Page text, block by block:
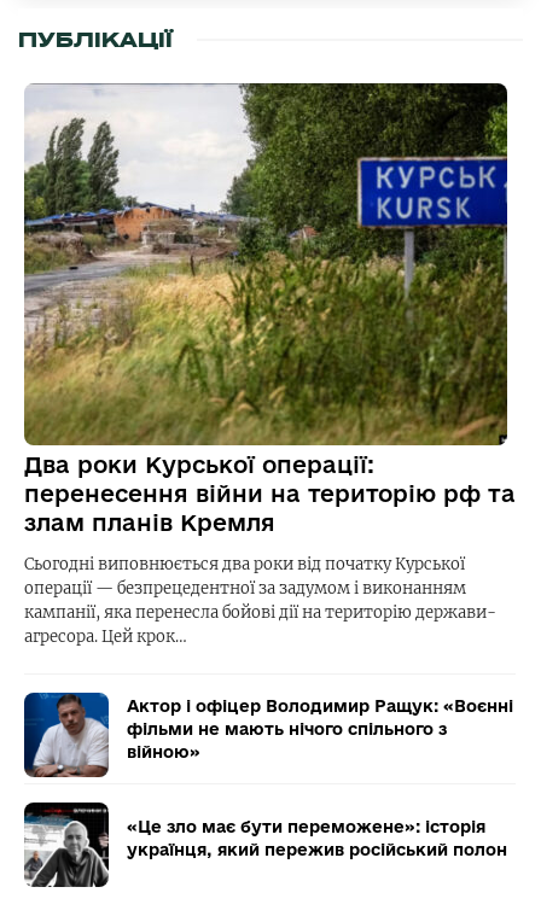
ПУБЛІКАЦІЇ
Два роки Курської операції:
перенесення війни на територію рф та
злам планів Кремля
Сьогодні виповнюється два роки від початку Курської
операції — безпрецедентної за задумом і виконанням
кампанії, яка перенесла бойові дії на територію держави-
агресора. Цей крок…
Актор і офіцер Володимир Ращук: «Воєнні
фільми не мають нічого спільного з
війною»
«Це зло має бути переможене»: історія
українця, який пережив російський полон